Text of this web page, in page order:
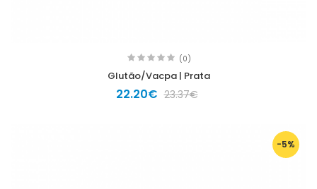
(0)
Glutão/Vacpa | Prata
22.20€ 23.37€
-5%